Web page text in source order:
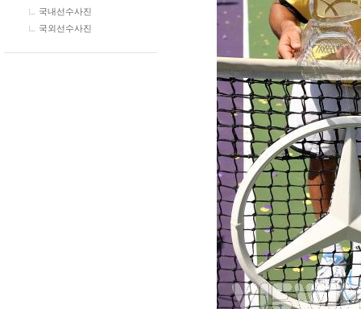
국내선수사진
국외선수사진